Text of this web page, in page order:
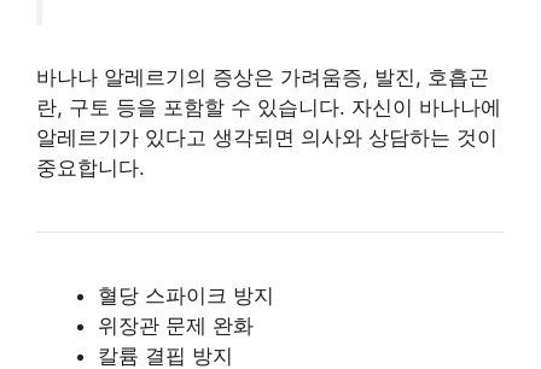
바나나 알레르기의 증상은 가려움증, 발진, 호흡곤
란, 구토 등을 포함할 수 있습니다. 자신이 바나나에
알레르기가 있다고 생각되면 의사와 상담하는 것이
중요합니다.
혈당 스파이크 방지
위장관 문제 완화
칼륨 결핍 방지